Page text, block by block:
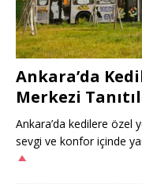
Ankara’da
Merkezi
Ankara’da kedilere özel
sevgi ve konfor içinde